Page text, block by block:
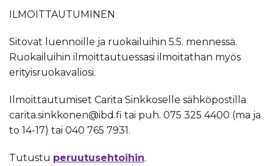
ILMOITTAUTUMINEN
Sitovat luennoille ja ruokailuihin 5.5. mennessä.
Ruokailuihin ilmoittautuessasi ilmoitathan myös
erityisruokavaliosi.
Ilmoittautumiset Carita Sinkkoselle sähköpostilla
carita.sinkkonen@ibd.fi tai puh. 075 325 4400 (ma ja
to 14-17) tai 040 765 7931.
Tutustu peruutusehtoihin.